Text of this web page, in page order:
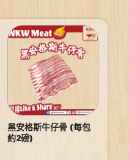
黑安格斯牛仔骨 (每包
約2磅)